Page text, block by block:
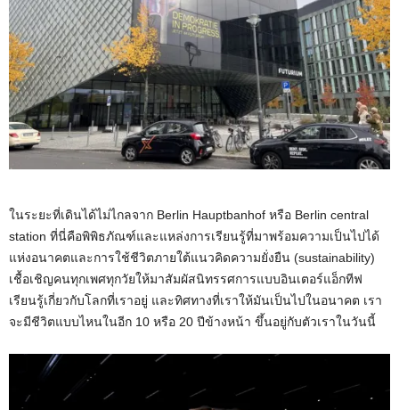
ในระยะที่เดินได้ไม่ไกลจาก Berlin Hauptbanhof หรือ Berlin central
station ที่นี่คือพิพิธภัณฑ์และแหล่งการเรียนรู้ที่มาพร้อมความเป็นไปได้
แห่งอนาคตและการใช้ชีวิตภายใต้แนวคิดความยั่งยืน (sustainability)
เชื้อเชิญคนทุกเพศทุกวัยให้มาสัมผัสนิทรรศการแบบอินเตอร์แอ็กทีฟ
เรียนรู้เกี่ยวกับโลกที่เราอยู่ และทิศทางที่เราให้มันเป็นไปในอนาคต เรา
จะมีชีวิตแบบไหนในอีก 10 หรือ 20 ปีข้างหน้า ขึ้นอยู่กับตัวเราในวันนี้